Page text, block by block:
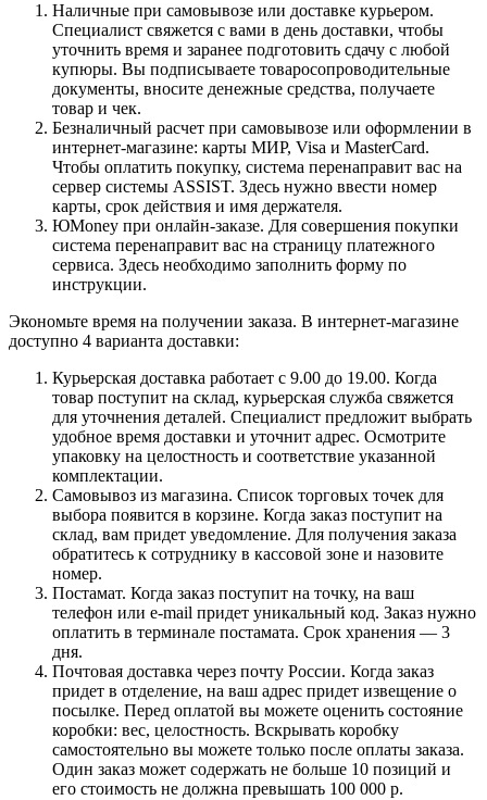
Наличные при самовывозе или доставке курьером.
Специалист свяжется с вами в день доставки, чтобы
уточнить время и заранее подготовить сдачу с любой
купюры. Вы подписываете товаросопроводительные
документы, вносите денежные средства, получаете
товар и чек.
Безналичный расчет при самовывозе или оформлении в
интернет-магазине: карты МИР, Visa и MasterCard.
Чтобы оплатить покупку, система перенаправит вас на
сервер системы ASSIST. Здесь нужно ввести номер
карты, срок действия и имя держателя.
ЮMoney при онлайн-заказе. Для совершения покупки
система перенаправит вас на страницу платежного
сервиса. Здесь необходимо заполнить форму по
инструкции.
Экономьте время на получении заказа. В интернет-магазине
доступно 4 варианта доставки:
Курьерская доставка работает с 9.00 до 19.00. Когда
товар поступит на склад, курьерская служба свяжется
для уточнения деталей. Специалист предложит выбрать
удобное время доставки и уточнит адрес. Осмотрите
упаковку на целостность и соответствие указанной
комплектации.
Самовывоз из магазина. Список торговых точек для
выбора появится в корзине. Когда заказ поступит на
склад, вам придет уведомление. Для получения заказа
обратитесь к сотруднику в кассовой зоне и назовите
номер.
Постамат. Когда заказ поступит на точку, на ваш
телефон или e-mail придет уникальный код. Заказ нужно
оплатить в терминале постамата. Срок хранения — 3
дня.
Почтовая доставка через почту России. Когда заказ
придет в отделение, на ваш адрес придет извещение о
посылке. Перед оплатой вы можете оценить состояние
коробки: вес, целостность. Вскрывать коробку
самостоятельно вы можете только после оплаты заказа.
Один заказ может содержать не больше 10 позиций и
его стоимость не должна превышать 100 000 р.